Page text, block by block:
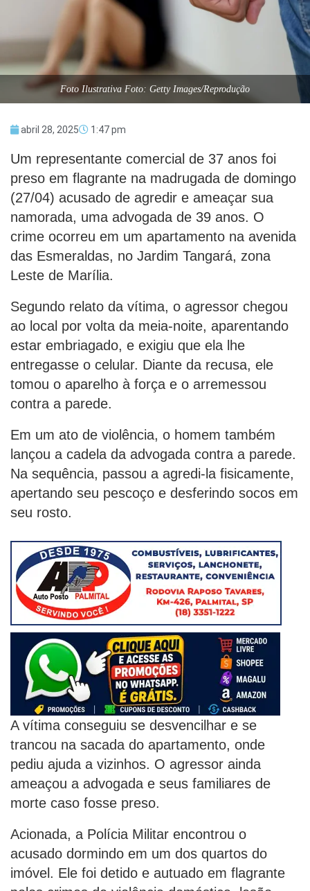
Foto Ilustrativa Foto: Getty Images/Reprodução
abril 28, 2025 1:47 pm
Um representante comercial de 37 anos foi
preso em flagrante na madrugada de domingo
(27/04) acusado de agredir e ameaçar sua
namorada, uma advogada de 39 anos. O
crime ocorreu em um apartamento na avenida
das Esmeraldas, no Jardim Tangará, zona
Leste de Marília.
Segundo relato da vítima, o agressor chegou
ao local por volta da meia-noite, aparentando
estar embriagado, e exigiu que ela lhe
entregasse o celular. Diante da recusa, ele
tomou o aparelho à força e o arremessou
contra a parede.
Em um ato de violência, o homem também
lançou a cadela da advogada contra a parede.
Na sequência, passou a agredi-la fisicamente,
apertando seu pescoço e desferindo socos em
seu rosto.
A vítima conseguiu se desvencilhar e se
trancou na sacada do apartamento, onde
pediu ajuda a vizinhos. O agressor ainda
ameaçou a advogada e seus familiares de
morte caso fosse preso.
Acionada, a Polícia Militar encontrou o
acusado dormindo em um dos quartos do
imóvel. Ele foi detido e autuado em flagrante